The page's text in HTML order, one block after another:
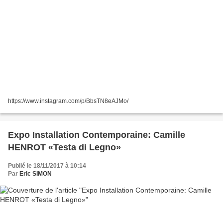
https://www.instagram.com/p/BbsTN8eAJMo/
Expo Installation Contemporaine: Camille
HENROT «Testa di Legno»
Publié le 18/11/2017 à 10:14
Par Eric SIMON